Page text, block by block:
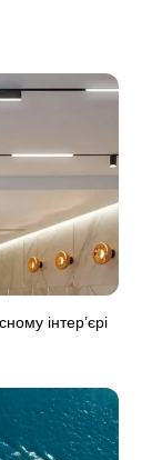
інтер’єрі